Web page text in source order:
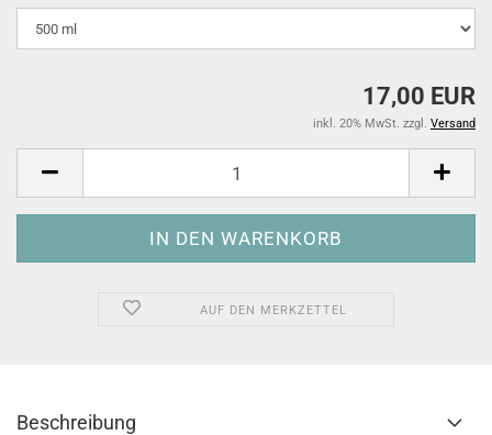
17,00 EUR
inkl. 20% MwSt. zzgl. Versand
AUF DEN MERKZETTEL
Beschreibung